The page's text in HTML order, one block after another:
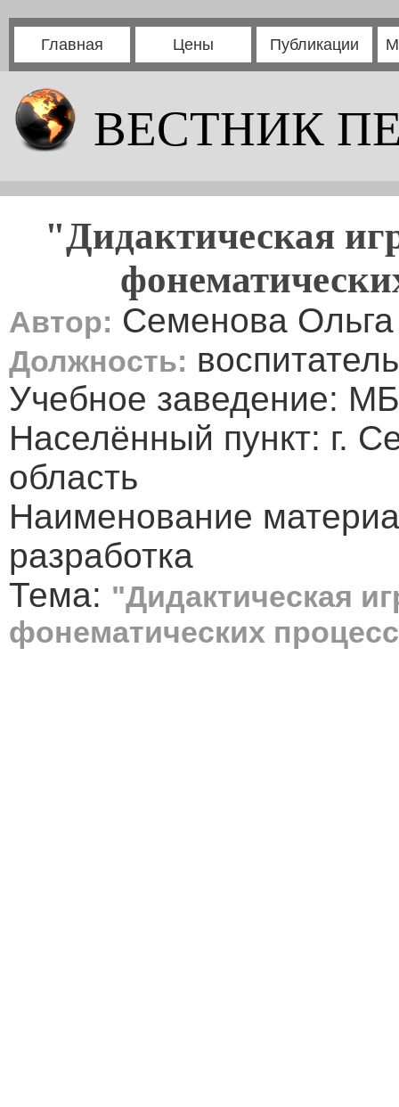
Главная Цены Публикации
ВЕСТНИК
"Дидактическая
Автор: Семенова
Должность: воспитатель
Учебное заведение:
Населённый пункт: г.
область
Наименование
разработка
Тема: "Дидактическая
фонематических